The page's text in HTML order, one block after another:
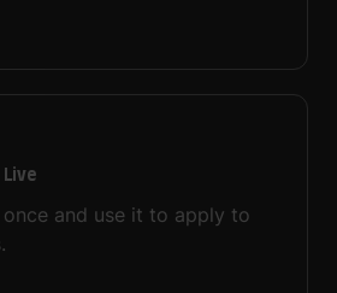
and use it to apply to